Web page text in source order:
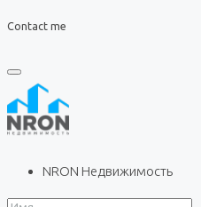
Contact me
NRON Недвижимость